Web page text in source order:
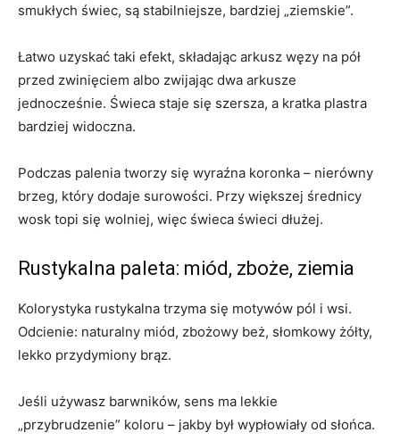
smukłych świec, są stabilniejsze, bardziej „ziemskie”.
Łatwo uzyskać taki efekt, składając arkusz węzy na pół
przed zwinięciem albo zwijając dwa arkusze
jednocześnie. Świeca staje się szersza, a kratka plastra
bardziej widoczna.
Podczas palenia tworzy się wyraźna koronka – nierówny
brzeg, który dodaje surowości. Przy większej średnicy
wosk topi się wolniej, więc świeca świeci dłużej.
Rustykalna paleta: miód, zboże, ziemia
Kolorystyka rustykalna trzyma się motywów pól i wsi.
Odcienie: naturalny miód, zbożowy beż, słomkowy żółty,
lekko przydymiony brąz.
Jeśli używasz barwników, sens ma lekkie
„przybrudzenie” koloru – jakby był wypłowiały od słońca.